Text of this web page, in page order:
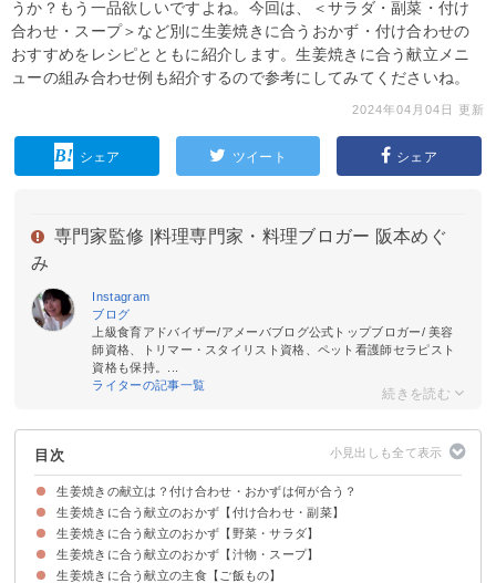
うか？もう一品欲しいですよね。今回は、＜サラダ・副菜・付け
合わせ・スープ＞など別に生姜焼きに合うおかず・付け合わせの
おすすめをレシピとともに紹介します。生姜焼きに合う献立メニ
ューの組み合わせ例も紹介するので参考にしてみてくださいね。
2024年04月04日 更新
シェア ツイート シェア
専門家監修 | 料理専門家・料理ブロガー 阪本めぐ
み
Instagram
ブログ
上級食育アドバイザー/アメーバブログ公式トップブロガー/ 美容
師資格、トリマー・スタイリスト資格、ペット看護師セラピスト
資格も保持。...
ライターの記事一覧
目次
生姜焼きの献立は？付け合わせ・おかずは何が合う？
生姜焼きに合う献立のおかず【付け合わせ・副菜】
①ニラともやしの卵炒め
②なすのみぞれかけ
③ピーマンとツナの塩昆布和え
④じゃがいもと明太子のチーズ焼き
⑤きのこのマリネ
生姜焼きに合う献立のおかず【野菜・サラダ】
①新玉ねぎとにんじんのマリネ風サラダ
②ほうれん草と海苔のごま和え
③白菜とにんじんのナムル風サラダ
④ごぼうサラダ
⑤小松菜のレモンサラダ
生姜焼きに合う献立のおかず【汁物・スープ】
①冷や汁
②豚汁
③あおさのスープ
④大根と長ネギのポタージュスープ
⑤オクラと卵のスープ
生姜焼きに合う献立の主食【ご飯もの】